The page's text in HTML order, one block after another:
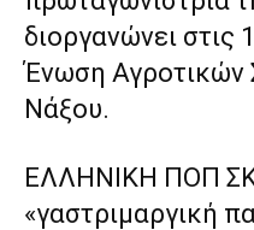
διοργανώνει στις
Ένωση Αγροτικών
Νάξου.
ΕΛΛΗΝΙΚΗ ΠΟΠ
«γαστριμαργική